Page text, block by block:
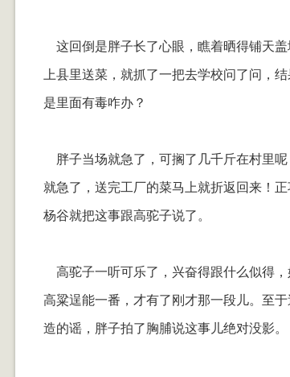
这回倒是胖子长了心眼，瞧着晒得铺天
上县里送菜，就抓了一把去学校问了问，
是里面有毒咋办？
胖子当场就急了，可搁了几千斤在村里
就急了，送完工厂的菜马上就折返回来！
杨谷就把这事跟高驼子说了。
高驼子一听可乐了，兴奋得跟什么似得
高粱逞能一番，才有了刚才那一段儿。至
造的谣，胖子拍了胸脯说这事儿绝对没影。